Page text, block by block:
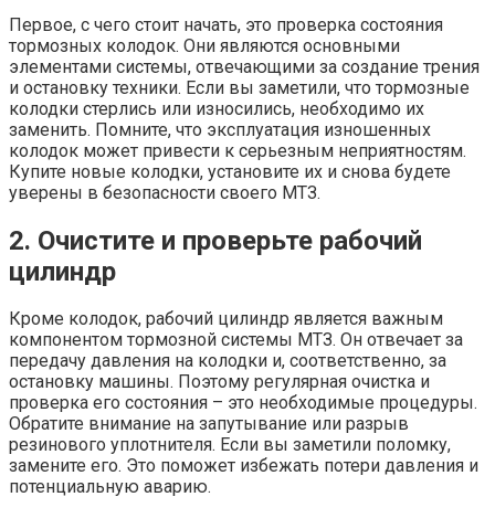
Первое, с чего стоит начать, это проверка состояния
тормозных колодок. Они являются основными
элементами системы, отвечающими за создание трения
и остановку техники. Если вы заметили, что тормозные
колодки стерлись или износились, необходимо их
заменить. Помните, что эксплуатация изношенных
колодок может привести к серьезным неприятностям.
Купите новые колодки, установите их и снова будете
уверены в безопасности своего МТЗ.
2. Очистите и проверьте рабочий
цилиндр
Кроме колодок, рабочий цилиндр является важным
компонентом тормозной системы МТЗ. Он отвечает за
передачу давления на колодки и, соответственно, за
остановку машины. Поэтому регулярная очистка и
проверка его состояния – это необходимые процедуры.
Обратите внимание на запутывание или разрыв
резинового уплотнителя. Если вы заметили поломку,
замените его. Это поможет избежать потери давления и
потенциальную аварию.